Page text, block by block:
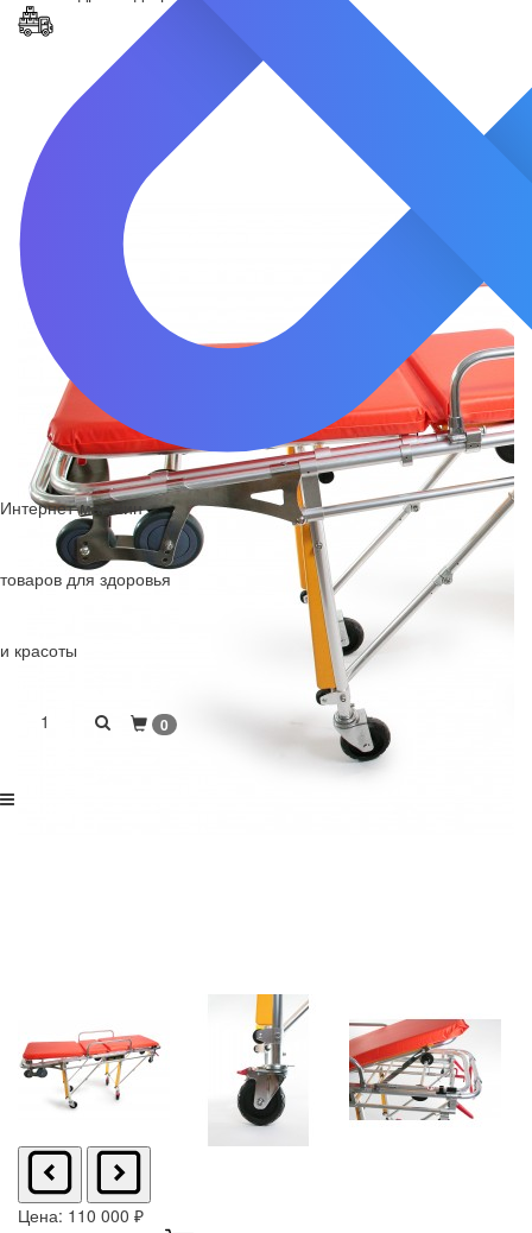
Интернет-магазин
товаров для здоровья
и красоты
1 0
Цена: 110 000 ₽